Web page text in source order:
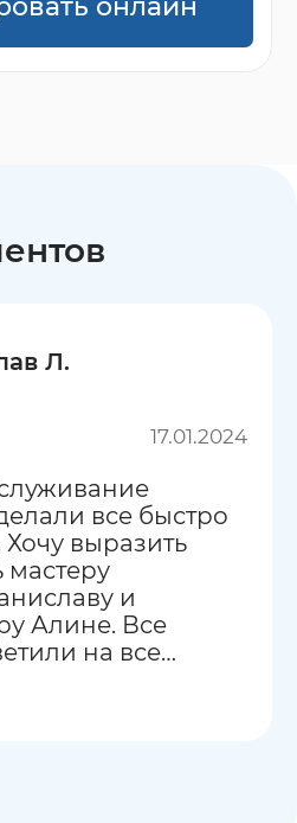
Л.
17.01.2024
все быстро
Хочу выразить
мастеру
и
Алине. Все
на все